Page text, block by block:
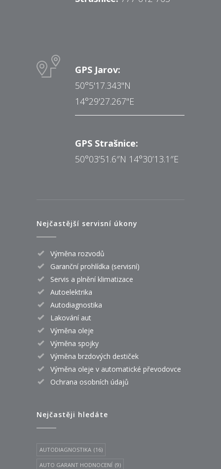
GPS Jarov:
50°5'17.343"N
14°29'27.267"E
GPS Strašnice:
50°03’51.6″N 14°30’13.1″E
Nejčastější servisní úkony
Výměna rozvodů
Garanční prohlídka (servisní)
Servis a plnění klimatizace
Autoelektrika
Autodiagnostika
Lakování aut
Výměna oleje
Výměna spojky
Výměna brzdových destiček
Výměna oleje v automatické převodovce
Ochrana osobních údajů
Nejčastěji hledáte
AUTODIAGNOSTIKA (16)
AUTO GARANT HODNOCENÍ (9)